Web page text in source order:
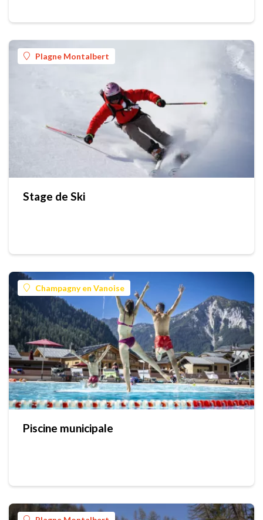
Plagne Montalbert
Stage de Ski
Champagny en Vanoise
Piscine municipale